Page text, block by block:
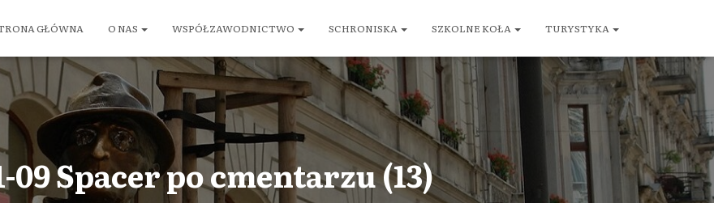
GŁÓWNA O NAS WSPÓŁZAWODNICTWO SCHRONISKA SZKOLNE KOŁA TURYSTYKA
09 Spacer po cmentarzu (13)